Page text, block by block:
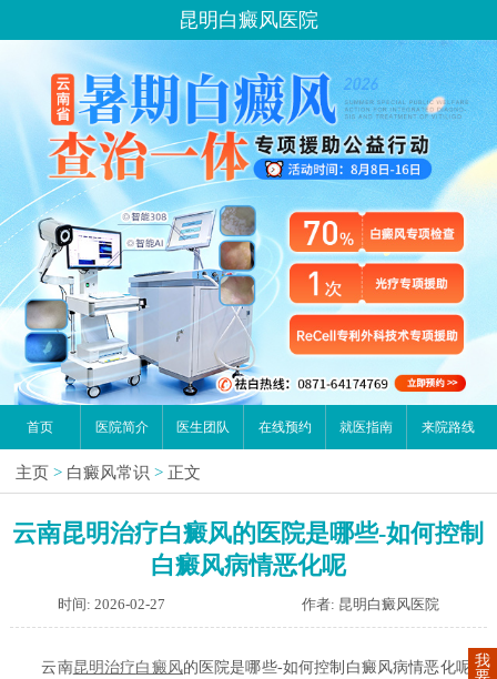
昆明白癜风医院
首页 医院简介 医生团队 在线预约 就医指南 来院路线
主页 > 白癜风常识 > 正文
云南昆明治疗白癜风的医院是哪些-如何控制
白癜风病情恶化呢
时间: 2026-02-27 作者: 昆明白癜风医院
云南昆明治疗白癜风的医院是哪些-如何控制白癜风病情恶化呢？
我